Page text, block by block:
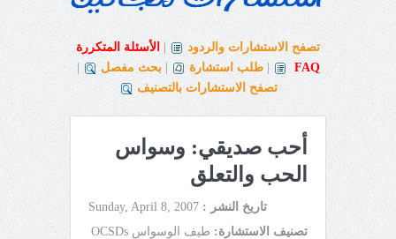
تصفح الاستشارات والردود
الأسئلة المتكررة
FAQ
طلب استشارة بحث مفصل
تصفح الاستشارات بالتصنيف
أحب صديقي: وسواس
الحب والتعلق
تاريخ النشر : Sunday, April 8, 2007
تصنيف الاستشارة:
طيف الوسواس OCSDs